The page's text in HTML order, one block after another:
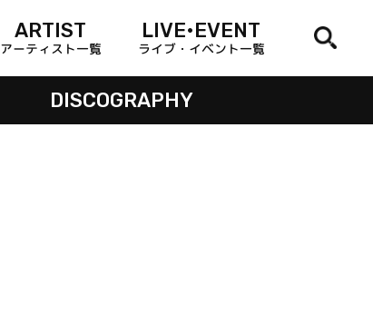
ARTIST
アーティスト一覧
LIVE•EVENT
ライブ・イベント一覧
DISCOGRAPHY